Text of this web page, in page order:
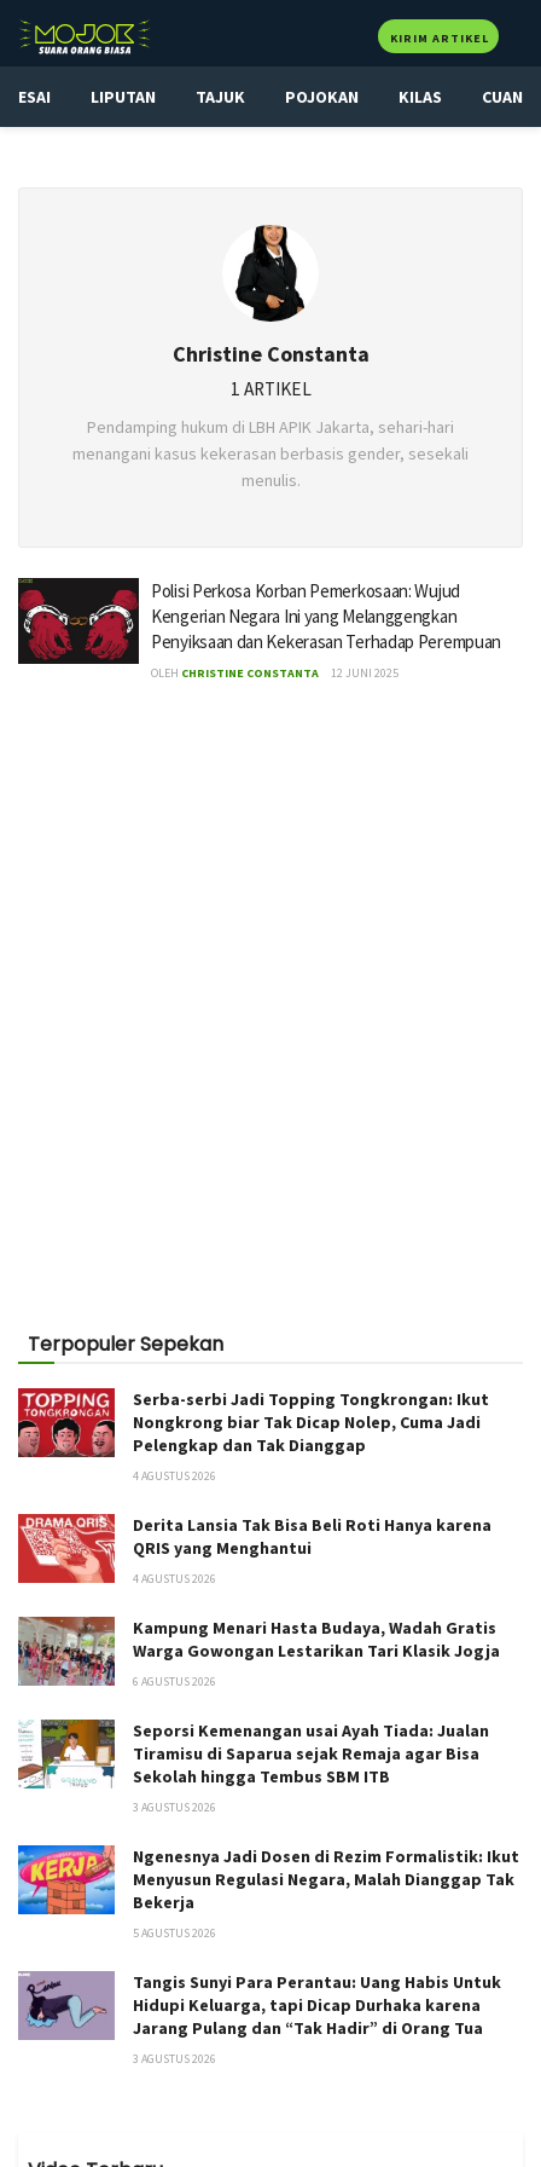
KIRIM ARTIKEL
ESAI LIPUTAN TAJUK POJOKAN KILAS CUAN
Christine Constanta
1 ARTIKEL
Pendamping hukum di LBH APIK Jakarta, sehari-hari
menangani kasus kekerasan berbasis gender, sesekali
menulis.
Polisi Perkosa Korban Pemerkosaan: Wujud
Kengerian Negara Ini yang Melanggengkan
Penyiksaan dan Kekerasan Terhadap Perempuan
OLEH CHRISTINE CONSTANTA 12 JUNI 2025
Terpopuler Sepekan
Serba-serbi Jadi Topping Tongkrongan: Ikut
Nongkrong biar Tak Dicap Nolep, Cuma Jadi
Pelengkap dan Tak Dianggap
4 AGUSTUS 2026
Derita Lansia Tak Bisa Beli Roti Hanya karena
QRIS yang Menghantui
4 AGUSTUS 2026
Kampung Menari Hasta Budaya, Wadah Gratis
Warga Gowongan Lestarikan Tari Klasik Jogja
6 AGUSTUS 2026
Seporsi Kemenangan usai Ayah Tiada: Jualan
Tiramisu di Saparua sejak Remaja agar Bisa
Sekolah hingga Tembus SBM ITB
3 AGUSTUS 2026
Ngenesnya Jadi Dosen di Rezim Formalistik: Ikut
Menyusun Regulasi Negara, Malah Dianggap Tak
Bekerja
5 AGUSTUS 2026
Tangis Sunyi Para Perantau: Uang Habis Untuk
Hidupi Keluarga, tapi Dicap Durhaka karena
Jarang Pulang dan “Tak Hadir” di Orang Tua
3 AGUSTUS 2026